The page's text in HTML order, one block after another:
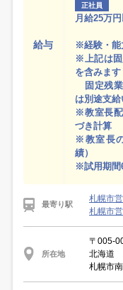
給与
正社員
月給25万
※経験・能
※上記は固
を含みます
固定残業
は別途支
※教室長
づき計算
※教室長
績）
※試用期間
最寄り駅
札幌市
札幌市
所在地
〒005-
北海道
札幌市